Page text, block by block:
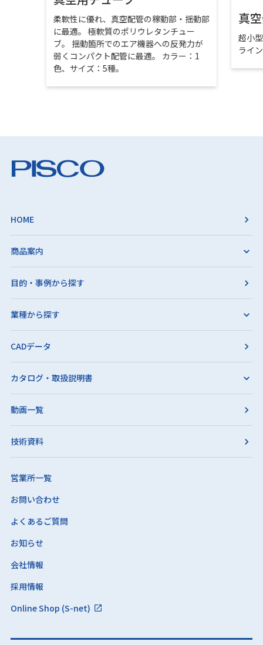
柔軟性に優れ、真空配管の稼動部・揺動部
に最適。 極軟質のポリウレタンチュー
ブ。 揺動箇所でのエア機器への反発力が
弱くコンパクト配管に最適。 カラー：1
色、サイズ：5種。
真
超小
ライ
HOME
商品案内
目的・事例から探す
業種から探す
CADデータ
カタログ・取扱説明書
動画一覧
技術資料
営業所一覧
お問い合わせ
よくあるご質問
お知らせ
会社情報
採用情報
Online Shop (S-net)